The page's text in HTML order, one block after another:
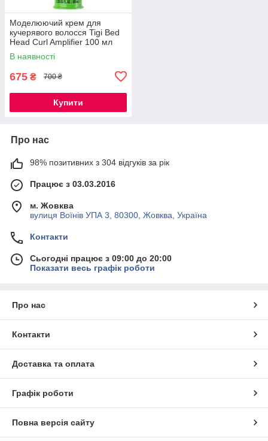
Моделюючий крем для
кучерявого волосся Tigi Bed
Head Curl Amplifier 100 мл
В наявності
675 ₴ 700 ₴
Купити
Про нас
98% позитивних з 304 відгуків за рік
Працює з 03.03.2016
м. Жовква
вулиця Воїнів УПА 3, 80300, Жовква, Україна
Контакти
Сьогодні працює з 09:00 до 20:00
Показати весь графік роботи
Про нас
Контакти
Доставка та оплата
Графік роботи
Повна версія сайту